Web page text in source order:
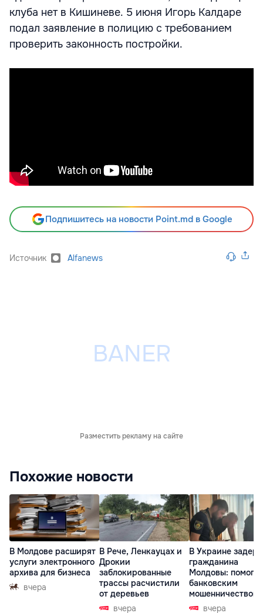
клуба нет в Кишиневе. 5 июня Игорь Калдаре
подал заявление в полицию с требованием
проверить законность постройки.
Подпишитесь на новости Point.md в Google
Источник Alfanews
Разместить рекламу на сайте
Похожие новости
В Молдове расширят
услуги электронного
архива для бизнеса
вчера
В Рече, Ленкауцах и
Дрокии
заблокированные
трассы расчистили
от деревьев
вчера
В Украине
гражданина
Молдовы:
банковским
мошенничеством
Чехиивчера